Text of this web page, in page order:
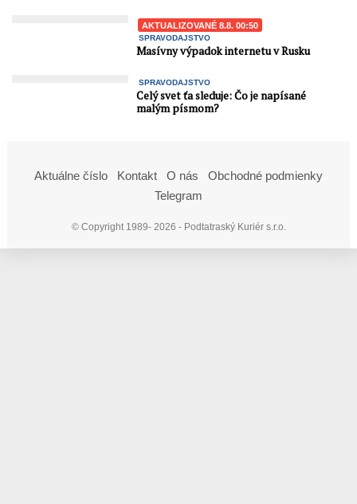
AKTUALIZOVANÉ 8.8. 00:50
SPRAVODAJSTVO
Masívny výpadok internetu v Rusku
SPRAVODAJSTVO
Celý svet ťa sleduje: Čo je napísané
malým písmom?
Aktuálne číslo Kontakt O nás
Obchodné podmienky
Telegram
© Copyright 1989- 2026 - Podtatraský Kuriér s.r.o.